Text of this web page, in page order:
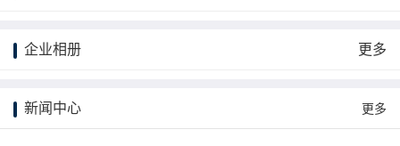
企业相册 更多
新闻中心 更多